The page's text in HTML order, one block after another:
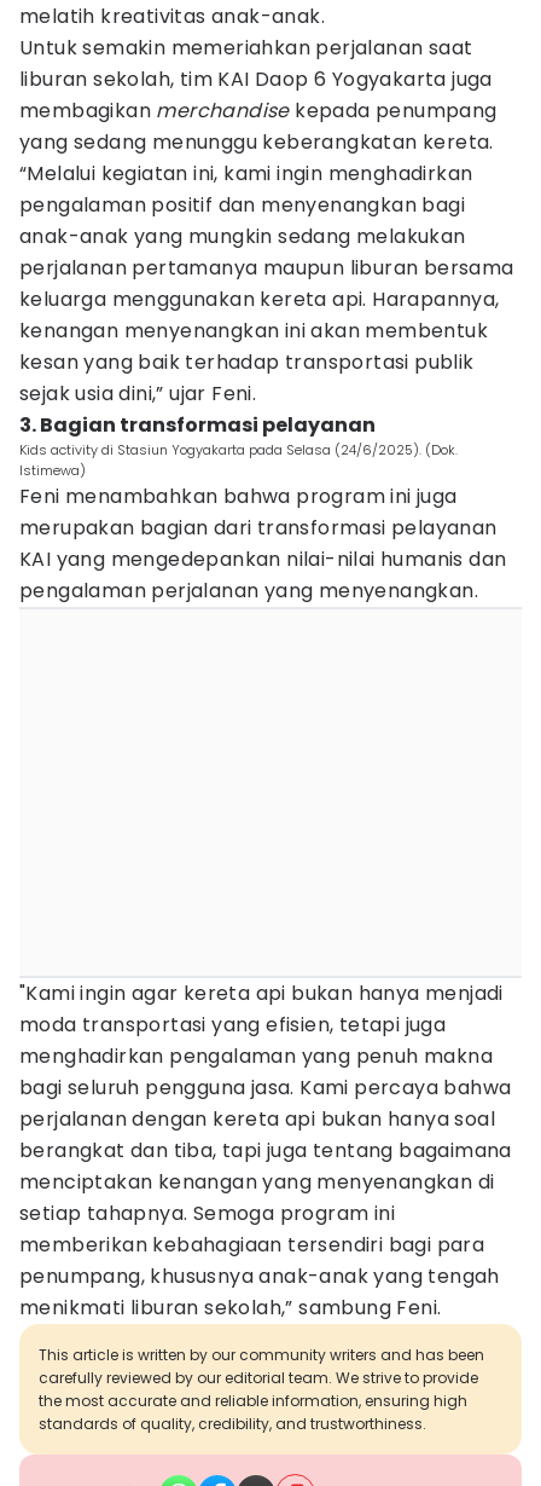
melatih kreativitas anak-anak.
Untuk semakin memeriahkan perjalanan saat
liburan sekolah, tim KAI Daop 6 Yogyakarta juga
membagikan merchandisekepada penumpang
yang sedang menunggu keberangkatan kereta.
“Melalui kegiatan ini, kami ingin menghadirkan
pengalaman positif dan menyenangkan bagi
anak-anak yang mungkin sedang melakukan
perjalanan pertamanya maupun liburan bersama
keluarga menggunakan kereta api. Harapannya,
kenangan menyenangkan ini akan membentuk
kesan yang baik terhadap transportasi publik
sejak usia dini,” ujar Feni.
3. Bagian transformasi pelayanan
Kids activity di Stasiun Yogyakarta pada Selasa (24/6/2025). (Dok.
Istimewa)
Feni menambahkan bahwa program ini juga
merupakan bagian dari transformasi pelayanan
KAI yang mengedepankan nilai-nilai humanis dan
pengalaman perjalanan yang menyenangkan.
"Kami ingin agar kereta api bukan hanya menjadi
moda transportasi yang efisien, tetapi juga
menghadirkan pengalaman yang penuh makna
bagi seluruh pengguna jasa. Kami percaya bahwa
perjalanan dengan kereta api bukan hanya soal
berangkat dan tiba, tapi juga tentang bagaimana
menciptakan kenangan yang menyenangkan di
setiap tahapnya. Semoga program ini
memberikan kebahagiaan tersendiri bagi para
penumpang, khususnya anak-anak yang tengah
menikmati liburan sekolah,” sambung Feni.
This article is written by our community writers and has been
carefully reviewed by our editorial team. We strive to provide
the most accurate and reliable information, ensuring high
standards of quality, credibility, and trustworthiness.